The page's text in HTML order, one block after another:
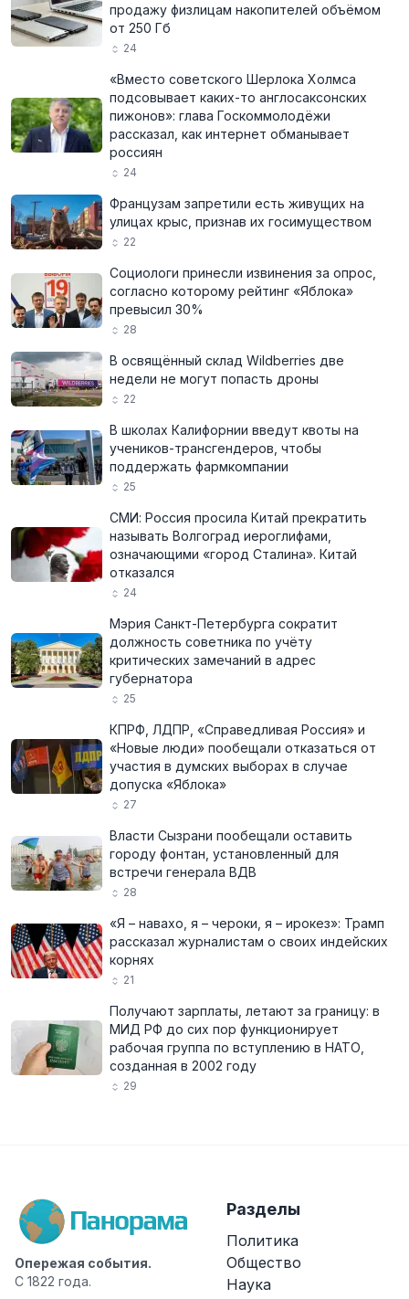
продажу физлицам накопителей объёмом
от 250 Гб
24
«Вместо советского Шерлока Холмса
подсовывает каких-то англосаксонских
пижонов»: глава Госкоммолодёжи
рассказал, как интернет обманывает
россиян
24
Французам запретили есть живущих на
улицах крыс, признав их госимуществом
22
Социологи принесли извинения за опрос,
согласно которому рейтинг «Яблока»
превысил 30%
28
В освящённый склад Wildberries две
недели не могут попасть дроны
22
В школах Калифорнии введут квоты на
учеников-трансгендеров, чтобы
поддержать фармкомпании
25
СМИ: Россия просила Китай прекратить
называть Волгоград иероглифами,
означающими «город Сталина». Китай
отказался
24
Мэрия Санкт-Петербурга сократит
должность советника по учёту
критических замечаний в адрес
губернатора
25
КПРФ, ЛДПР, «Справедливая Россия» и
«Новые люди» пообещали отказаться от
участия в думских выборах в случае
допуска «Яблока»
27
Власти Сызрани пообещали оставить
городу фонтан, установленный для
встречи генерала ВДВ
28
«Я – навахо, я – чероки, я – ирокез»: Трамп
рассказал журналистам о своих индейских
корнях
21
Получают зарплаты, летают за границу: в
МИД РФ до сих пор функционирует
рабочая группа по вступлению в НАТО,
созданная в 2002 году
29
Опережая события.
С 1822 года.
Разделы
Политика
Общество
Наука